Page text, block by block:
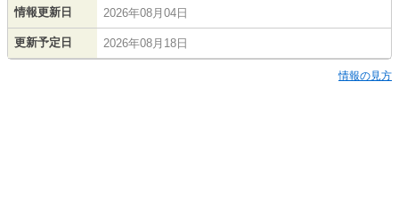
情報更新日 2026年08月04日
更新予定日 2026年08月18日
情報の見方